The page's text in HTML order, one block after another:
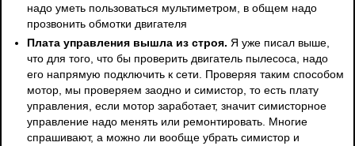
надо уметь пользоваться мультиметром, в общем надо
прозвонить обмотки двигателя
Плата управления вышла из строя. Я уже писал выше,
что для того, что бы проверить двигатель пылесоса, надо
его напрямую подключить к сети. Проверяя таким способом
мотор, мы проверяем заодно и симистор, то есть плату
управления, если мотор заработает, значит симисторное
управление надо менять или ремонтировать. Многие
спрашивают, а можно ли вообще убрать симистор и